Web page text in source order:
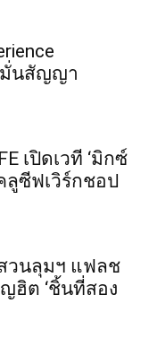
มั่นสัญญา
เปิดเวที ‘มิกซ์
ลูซีฟเวิร์กชอป
วนลุมฯ แฟลช
ฮิต ‘ชิ้นที่สอง